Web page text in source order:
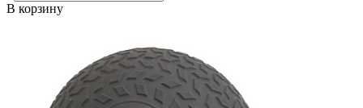
В корзину